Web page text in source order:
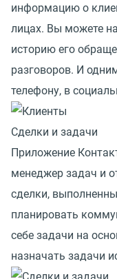
информацию о
лицах. Вы можете
историю его
разговоров. И
телефону, в
Сделки и задачи
Приложение
менеджер задач и
сделки,
планировать
себе задачи на
назначать задачи